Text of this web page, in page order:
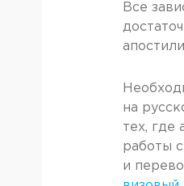
Все
на
тех, где
работы
и